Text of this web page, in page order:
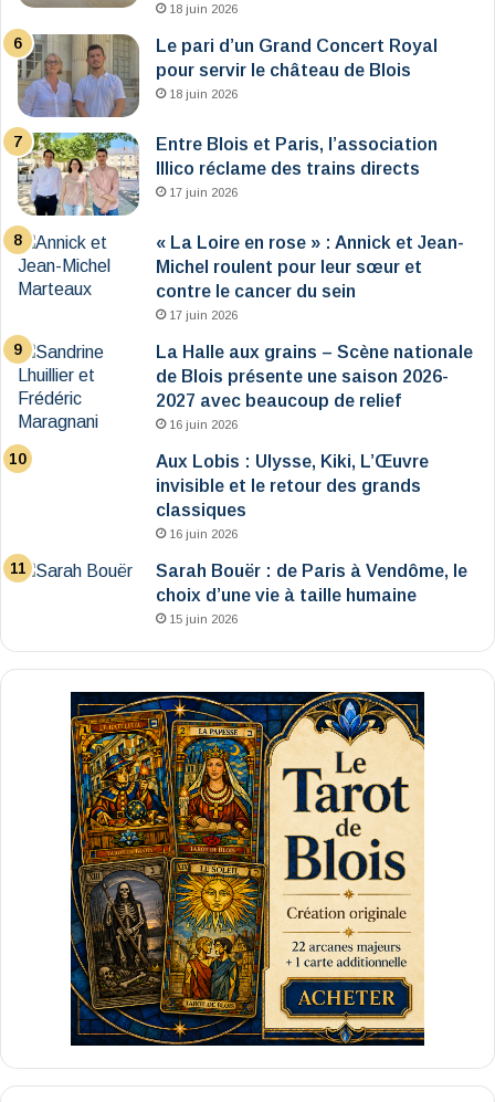
18 juin 2026
Le pari d’un Grand Concert Royal
pour servir le château de Blois
18 juin 2026
Entre Blois et Paris, l’association
Illico réclame des trains directs
17 juin 2026
« La Loire en rose » : Annick et Jean-
Michel roulent pour leur sœur et
contre le cancer du sein
17 juin 2026
La Halle aux grains – Scène nationale
de Blois présente une saison 2026-
2027 avec beaucoup de relief
16 juin 2026
Aux Lobis : Ulysse, Kiki, L’Œuvre
invisible et le retour des grands
classiques
16 juin 2026
Sarah Bouër : de Paris à Vendôme, le
choix d’une vie à taille humaine
15 juin 2026